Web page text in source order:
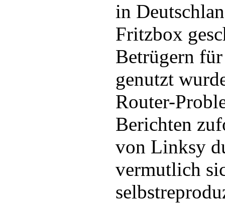
in
Fritzbox
Betrügern
genutzt
Router-
Berichten
von Linksy
vermutlich